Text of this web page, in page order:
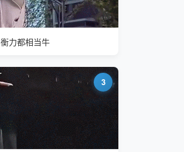
力都相当牛
3